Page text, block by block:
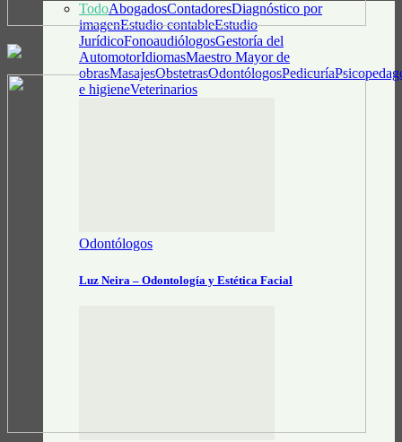
TodoAbogadosContadoresDiagnóstico por
imagenEstudio contableEstudio
JurídicoFonoaudiólogosGestoría del
AutomotorIdiomasMaestro Mayor de
obrasMasajesObstetrasOdontólogosPedicuría
e higieneVeterinarios
Odontólogos
Luz Neira – Odontología y Estética Facial